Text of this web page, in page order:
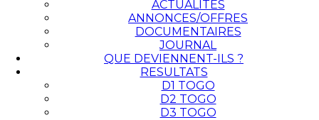
ACTUALITES
ANNONCES/OFFRES
DOCUMENTAIRES
JOURNAL
QUE DEVIENNENT-ILS ?
RESULTATS
D1 TOGO
D2 TOGO
D3 TOGO